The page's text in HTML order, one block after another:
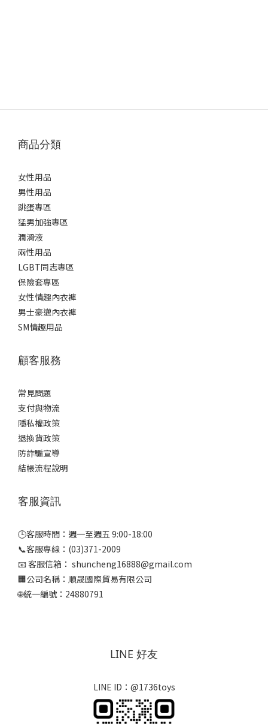
商品分類
女性用品
男性用品
跳蛋專區
猛男加強專區
潤滑液
兩性用品
LGBT同志專區
保險套專區
女性情趣內衣褲
男士豪邁內衣褲
SM情趣用品
顧客服務
常見問題
支付與物流
隱私權政策
退換貨政策
防詐騙宣導
結帳流程說明
客服資訊
🕒客服時間：週一至週五 9:00-18:00
📞客服專線：(03)371-2009
📧 客服信箱： shuncheng16888@gmail.com
🏢公司名稱：順晟國際貿易有限公司
🌐統一編號：24880791
LINE 好友
LINE ID：@1736toys